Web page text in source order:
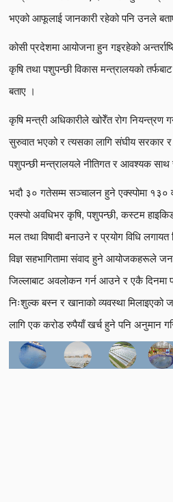
भएको आफूलाई जानकारी रहेको पनि उनले
कोसी प्रदेशमा आयोजना हुन गइरहेको
कृषि तथा पशुपन्छी विकास मन्त्रालयको
बताए ।
कृषि मन्त्री अधिकारीले खोरेँत रोग नियन्त्रण
सुरुवात भएको र त्यसका लागि संघीय सरकार
पशुपन्छी मन्त्रालयले नीतिगत र आवश्यक साथ
भदौ ३० गतेसम्म सञ्चालन हुने एक्स्पोमा
एक्स्पो अवधिभर कृषि, पशुपन्छी, कस्टम
मल तथा विषादी बनाउने र प्रयोग विधि
विज्ञ सहभागितामा संवाद हुने आयोजकहरूले
जिल्लाबाट अवलोकन गर्न आउने र एकै दिनमा
निःशुल्क बस्न र खानाको व्यवस्था मिलाइएको
लागि एक करोड रुपैयाँ खर्च हुने पनि अनुमान